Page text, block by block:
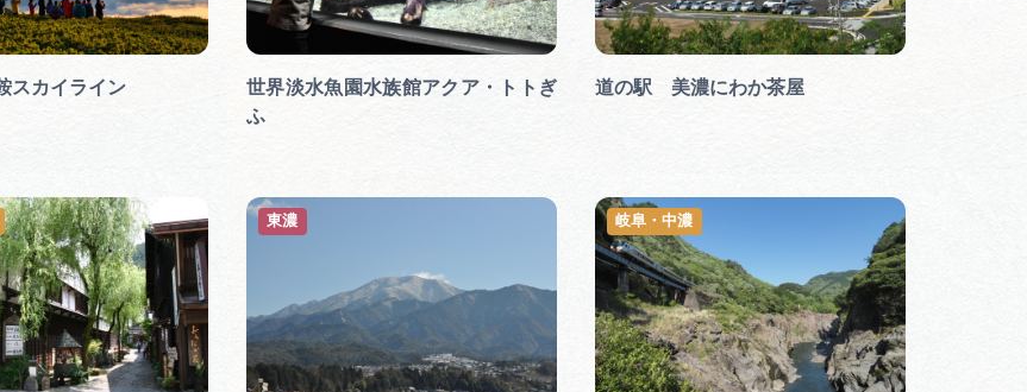
スカイライン
世界淡水魚園水族館アクア・トトぎ
ふ
道の駅 美濃にわか茶屋
東濃 岐阜・中濃